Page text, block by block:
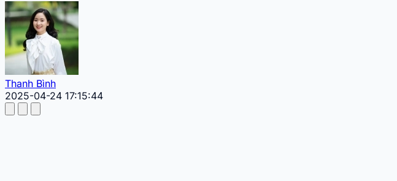
Thanh Bình
2025-04-24 17:15:44